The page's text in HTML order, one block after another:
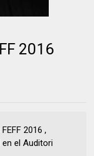
2016
2016 ,
el Auditori